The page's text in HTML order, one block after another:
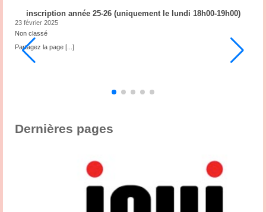
inscription année 25-26 (uniquement le lundi 18h00-19h00)
23 février 2025
Non classé
Partagez la page [...]
Dernières pages